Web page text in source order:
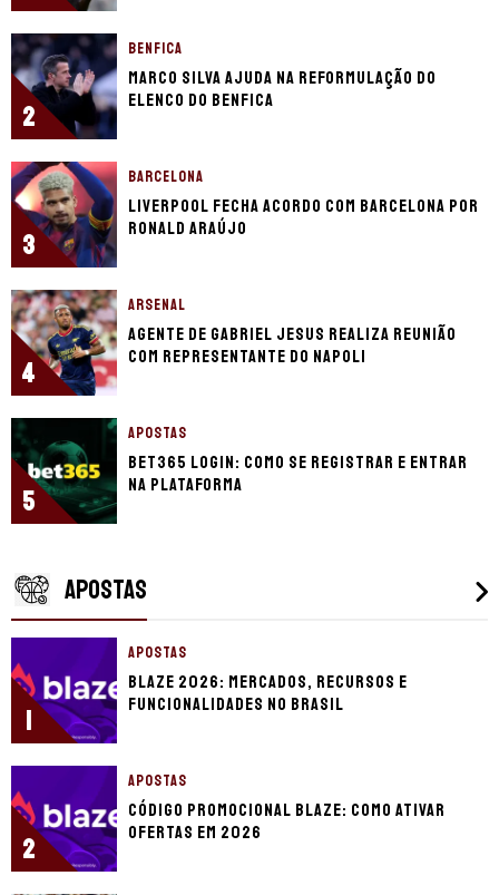
2
BENFICA
Marco Silva ajuda na reformulação do
elenco do Benfica
3
BARCELONA
Liverpool fecha acordo com Barcelona por
Ronald Araújo
4
ARSENAL
Agente de Gabriel Jesus realiza reunião
com representante do Napoli
5
APOSTAS
bet365 login: como se registrar e entrar
na plataforma
APOSTAS
1
APOSTAS
Blaze 2026: mercados, recursos e
funcionalidades no Brasil
2
APOSTAS
Código promocional Blaze: como ativar
ofertas em 2026